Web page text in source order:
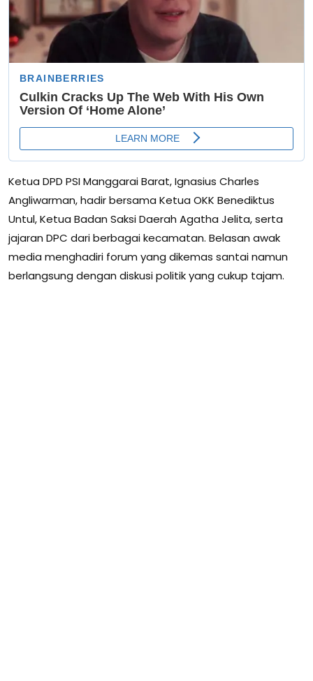
Ketua DPD PSI Manggarai Barat, Ignasius Charles
Angliwarman, hadir bersama Ketua OKK Benediktus
Untul, Ketua Badan Saksi Daerah Agatha Jelita, serta
jajaran DPC dari berbagai kecamatan. Belasan awak
media menghadiri forum yang dikemas santai namun
berlangsung dengan diskusi politik yang cukup tajam.